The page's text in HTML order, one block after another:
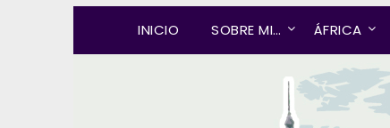
INICIO SOBRE MI… ÁFRICA